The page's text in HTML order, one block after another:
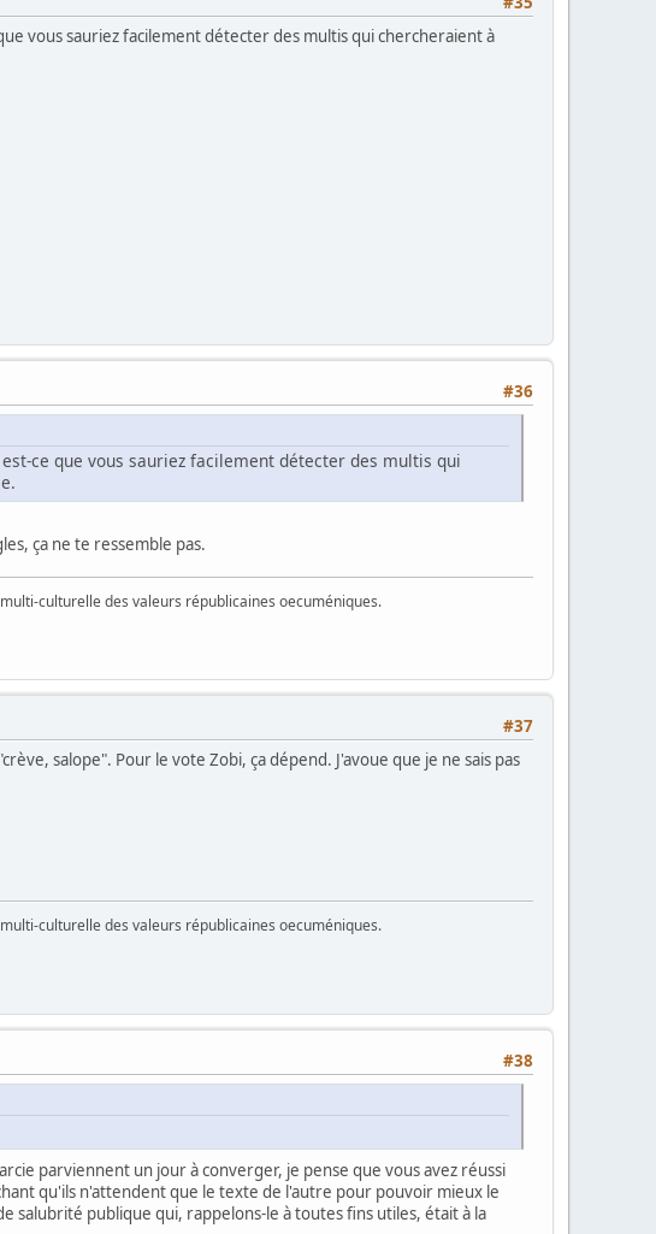
vous sauriez facilement détecter des multis qui chercheraient à
#36
ce que vous sauriez facilement détecter des multis qui
ça ne te ressemble pas.
culturelle des valeurs républicaines oecuméniques.
#37
salope". Pour le vote Zobi, ça dépend. J'avoue que je ne sais pas
culturelle des valeurs républicaines oecuméniques.
#38
parviennent un jour à converger, je pense que vous avez réussi
qu'ils n'attendent que le texte de l'autre pour pouvoir mieux le
salubrité publique qui, rappelons-le à toutes fins utiles, était à la